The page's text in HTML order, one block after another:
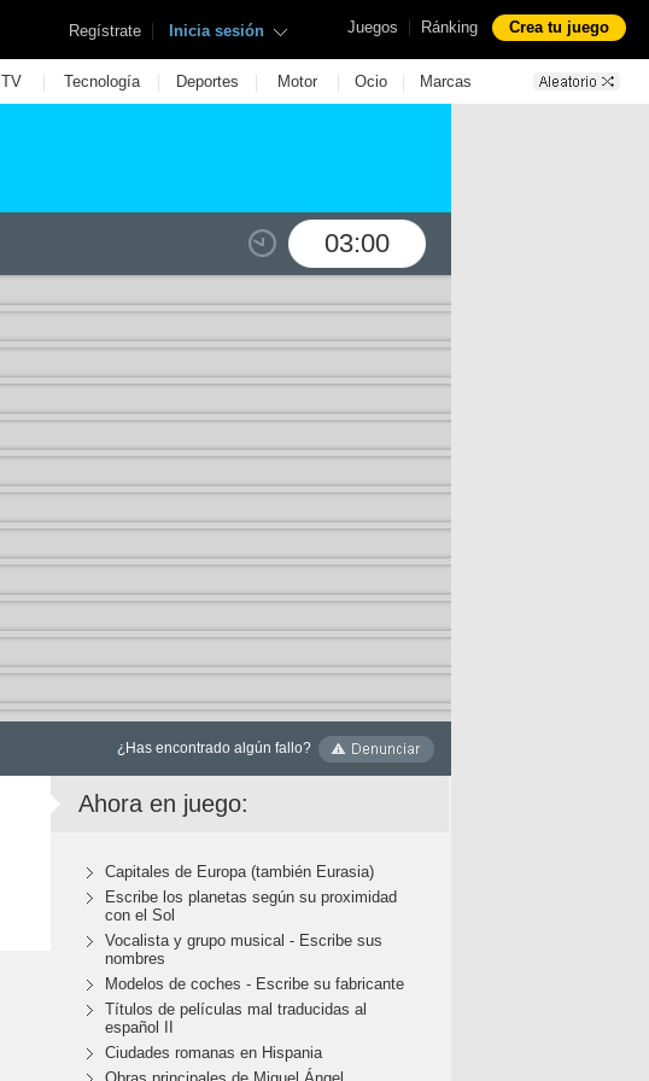
Juegos | Ránking Crea tu juego
Regístrate | Inicia sesión
TV | Tecnología | Deportes | Motor | Ocio | Marcas
03:00
¿Has encontrado algún fallo?
Ahora en juego:
Capitales de Europa (también Eurasia)
Escribe los planetas según su proximidad
con el Sol
Vocalista y grupo musical - Escribe sus
nombres
Modelos de coches - Escribe su fabricante
Títulos de películas mal traducidas al
español II
Ciudades romanas en Hispania